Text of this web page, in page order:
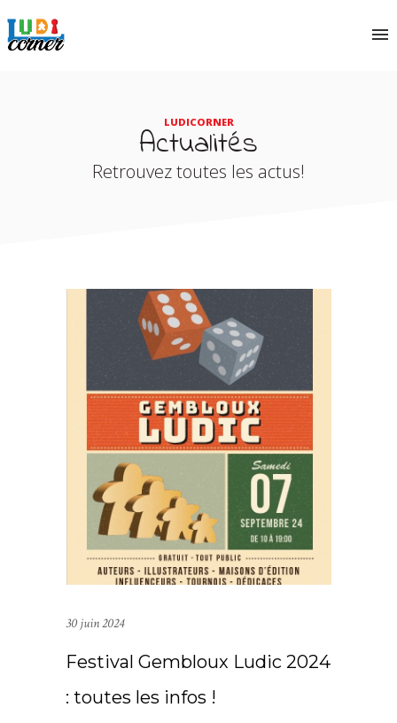
LUDICORNER
Actualités
Retrouvez toutes les actus!
30 juin 2024
Festival Gembloux Ludic 2024
: toutes les infos !